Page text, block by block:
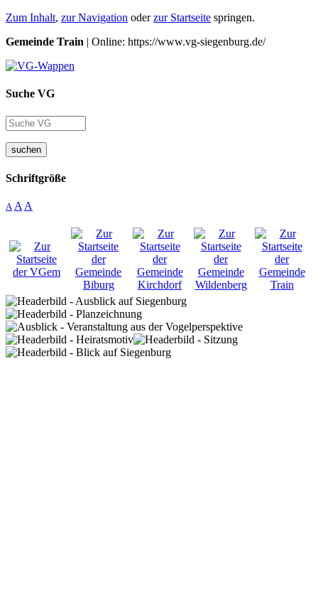
Zum Inhalt, zur Navigation oderzur Startseite springen.
Gemeinde Train | Online: https://www.vg-siegenburg.de/
Suche VG
suchen
Schriftgröße
A A A